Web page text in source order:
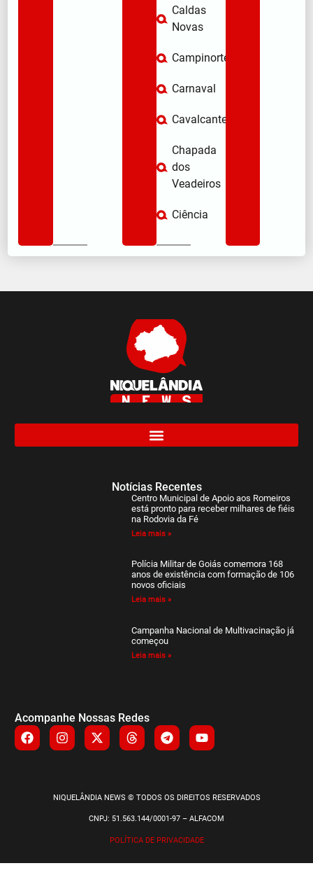
Caldas
Novas
Campinorte
Carnaval
Cavalcante
Chapada
dos
Veadeiros
Ciência
Notícias Recentes
Centro Municipal de Apoio aos Romeiros
está pronto para receber milhares de fiéis
na Rodovia da Fé
Leia mais »
Polícia Militar de Goiás comemora 168
anos de existência com formação de 106
novos oficiais
Leia mais »
Campanha Nacional de Multivacinação já
começou
Leia mais »
Acompanhe Nossas Redes
NIQUELÂNDIA NEWS © TODOS OS DIREITOS RESERVADOS
CNPJ: 51.563.144/0001-97 – ALFACOM
POLÍTICA DE PRIVACIDADE